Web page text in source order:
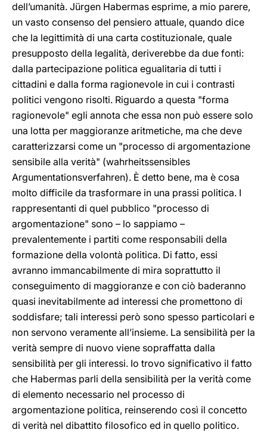
dell’umanità. Jürgen Habermas esprime, a mio parere,
un vasto consenso del pensiero attuale, quando dice
che la legittimità di una carta costituzionale, quale
presupposto della legalità, deriverebbe da due fonti:
dalla partecipazione politica egualitaria di tutti i
cittadini e dalla forma ragionevole in cui i contrasti
politici vengono risolti. Riguardo a questa "forma
ragionevole" egli annota che essa non può essere solo
una lotta per maggioranze aritmetiche, ma che deve
caratterizzarsi come un "processo di argomentazione
sensibile alla verità" (wahrheitssensibles
Argumentationsverfahren). È detto bene, ma è cosa
molto difficile da trasformare in una prassi politica. I
rappresentanti di quel pubblico "processo di
argomentazione" sono – lo sappiamo –
prevalentemente i partiti come responsabili della
formazione della volontà politica. Di fatto, essi
avranno immancabilmente di mira soprattutto il
conseguimento di maggioranze e con ciò baderanno
quasi inevitabilmente ad interessi che promettono di
soddisfare; tali interessi però sono spesso particolari e
non servono veramente all’insieme. La sensibilità per la
verità sempre di nuovo viene sopraffatta dalla
sensibilità per gli interessi. Io trovo significativo il fatto
che Habermas parli della sensibilità per la verità come
di elemento necessario nel processo di
argomentazione politica, reinserendo così il concetto
di verità nel dibattito filosofico ed in quello politico.